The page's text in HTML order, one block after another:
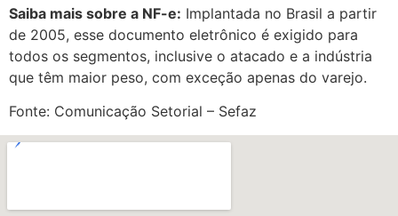
Saiba mais sobre a NF-e: Implantada no Brasil a partir
de 2005, esse documento eletrônico é exigido para
todos os segmentos, inclusive o atacado e a indústria
que têm maior peso, com exceção apenas do varejo.
Fonte: Comunicação Setorial – Sefaz